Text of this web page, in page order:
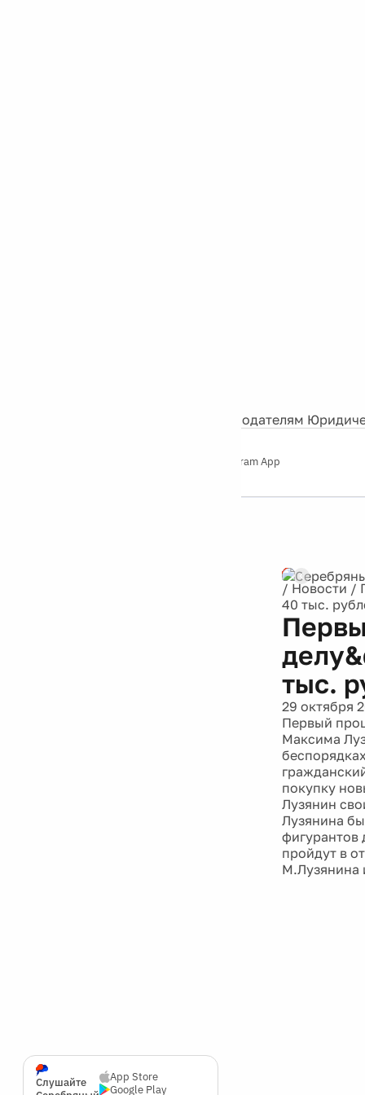
Рекламодателям
Telegram App
Слушайте
App Store
Google Play
/ Новости /
40 тыс.
тыс.
29 октября
Первый
Максима
покупку
Лузянин
Лузянина
фигурантов
пройдут в
М.Лузянина